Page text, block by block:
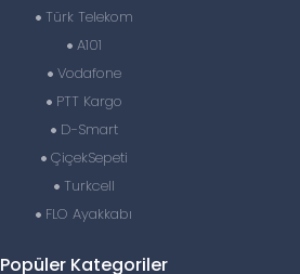
Türk Telekom
A101
Vodafone
PTT Kargo
D-Smart
ÇiçekSepeti
Turkcell
FLO Ayakkabı
Popüler Kategoriler